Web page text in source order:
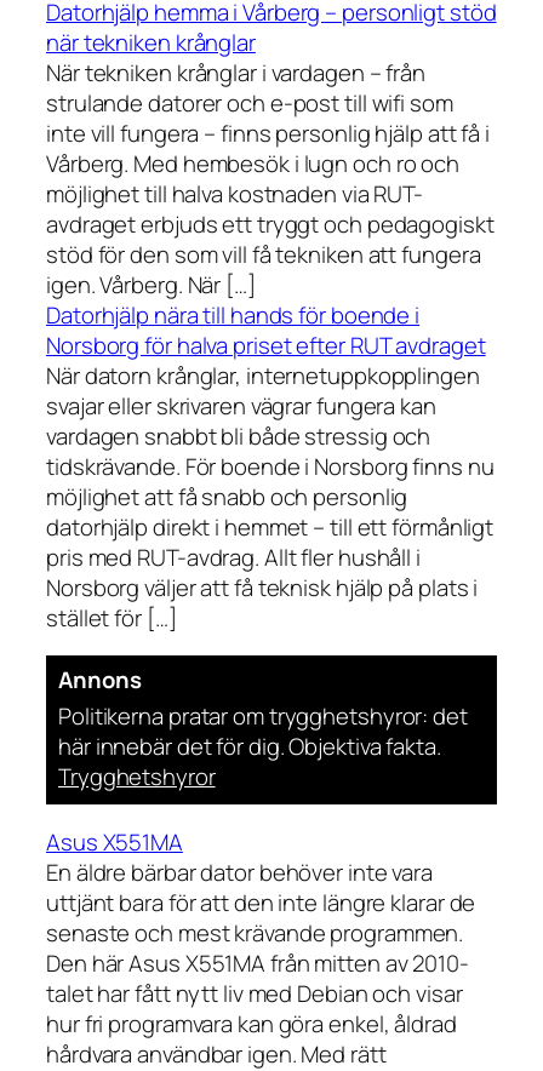
Datorhjälp hemma i Vårberg – personligt stöd
när tekniken krånglar
När tekniken krånglar i vardagen – från
strulande datorer och e-post till wifi som
inte vill fungera – finns personlig hjälp att få i
Vårberg. Med hembesök i lugn och ro och
möjlighet till halva kostnaden via RUT-
avdraget erbjuds ett tryggt och pedagogiskt
stöd för den som vill få tekniken att fungera
igen. Vårberg. När […]
Datorhjälp nära till hands för boende i
Norsborg för halva priset efter RUT avdraget
När datorn krånglar, internetuppkopplingen
svajar eller skrivaren vägrar fungera kan
vardagen snabbt bli både stressig och
tidskrävande. För boende i Norsborg finns nu
möjlighet att få snabb och personlig
datorhjälp direkt i hemmet – till ett förmånligt
pris med RUT-avdrag. Allt fler hushåll i
Norsborg väljer att få teknisk hjälp på plats i
stället för […]
Annons
Politikerna pratar om trygghetshyror: det
här innebär det för dig. Objektiva fakta.
Trygghetshyror
Asus X551MA
En äldre bärbar dator behöver inte vara
uttjänt bara för att den inte längre klarar de
senaste och mest krävande programmen.
Den här Asus X551MA från mitten av 2010-
talet har fått nytt liv med Debian och visar
hur fri programvara kan göra enkel, åldrad
hårdvara användbar igen. Med rätt